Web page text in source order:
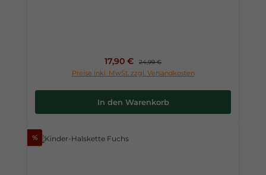
Verkaufspreis:
17,90 € Regulärer Preis:
24,99 €
Preise inkl. MwSt. zzgl. Versandkosten
In den Warenkorb
%